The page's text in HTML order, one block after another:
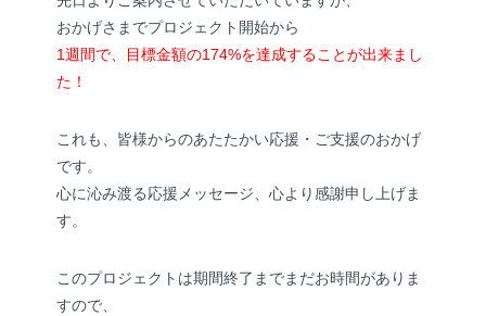
おかげさまでプロジェクト開始から
1週間で、目標金額の174%を達成することが出来まし
た！
これも、皆様からのあたたかい応援・ご支援のおかげ
です。
心に沁み渡る応援メッセージ、心より感謝申し上げま
す。
このプロジェクトは期間終了までまだお時間がありま
すので、